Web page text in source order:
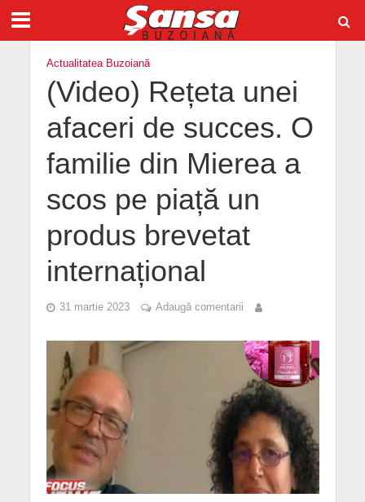
Actualitatea Buzoiană
(Video) Rețeta unei
afaceri de succes. O
familie din Mierea a
scos pe piață un
produs brevetat
internațional
31 martie 2023 Adaugă comentarii